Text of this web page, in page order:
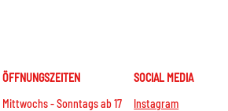
ÖFFNUNGSZEITEN
Mittwochs - Sonntags ab 17
SOCIAL MEDIA
Instagram